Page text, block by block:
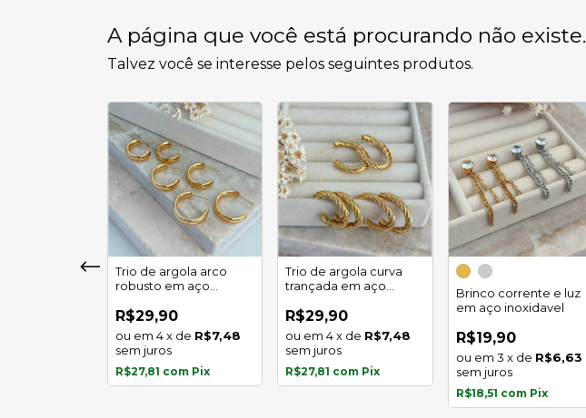
A página que você está procurando não existe.
Talvez você se interesse pelos seguintes produtos.
Trio de argola arco
robusto em aço
R$29,90
4x de R$7,48
sem juros
R$27,81 com Pix
Trio de argola curva
trançada em aço
R$29,90
4 x de R$7,48
sem juros
R$27,81 com Pix
Brinco corrente e luz
em aço inoxidavel
R$19,90
3 x de R$6,63
sem juros
R$18,51 com Pix